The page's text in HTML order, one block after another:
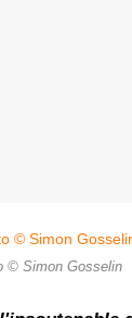
© Simon Gosselin